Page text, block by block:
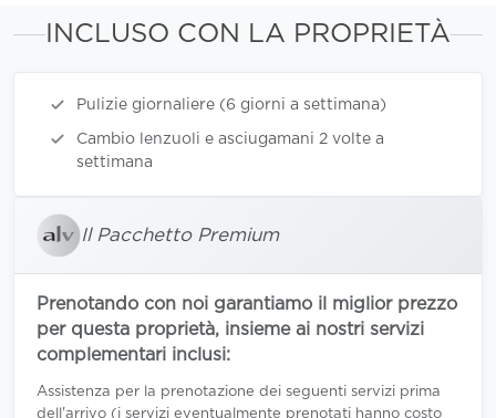
INCLUSO CON LA PROPRIETÀ
Pulizie giornaliere (6 giorni a settimana)
Cambio lenzuoli e asciugamani 2 volte a
settimana
Il Pacchetto Premium
Prenotando con noi garantiamo il miglior prezzo
per questa proprietà, insieme ai nostri servizi
complementari inclusi:
Assistenza per la prenotazione dei seguenti servizi prima
dell'arrivo (i servizi eventualmente prenotati hanno costo